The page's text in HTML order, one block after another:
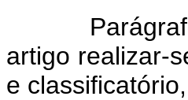
Parágrafo
artigo realizar-
e